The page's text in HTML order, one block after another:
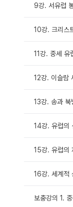
9강. 서유럽
10강. 크리스
11강. 중세 유
12강. 이슬람
13강. 송과 북
14강. 유럽의
15강. 유럽의
16강. 세계적
보충강의 1.